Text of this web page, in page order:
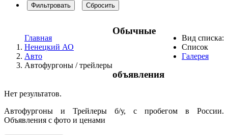
Фильтровать Сбросить
Главная
Ненецкий АО
Авто
Автофургоны / трейлеры
Вид списка:
Список
Галерея
Обычные
объявления
Нет результатов.
Автофургоны и Трейлеры б/у, с пробегом в России.
Объявления с фото и ценами